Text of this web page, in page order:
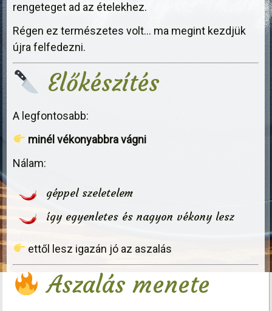
rengeteget ad az ételekhez.
Régen ez természetes volt… ma megint kezdjük
újra felfedezni.
Előkészítés
A legfontosabb:
minél vékonyabbra vágni
Nálam:
géppel szeletelem
így egyenletes és nagyon vékony lesz
ettől lesz igazán jó az aszalás
Aszalás menete